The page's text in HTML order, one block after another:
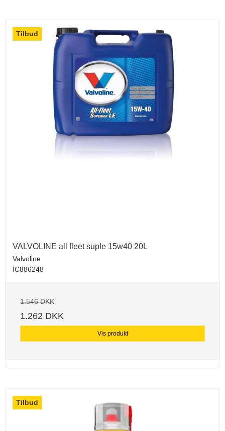
Tilbud
VALVOLINE all fleet suple 15w40 20L
Valvoline
IC886248
1.546 DKK
1.262 DKK
Vis produkt
Tilbud